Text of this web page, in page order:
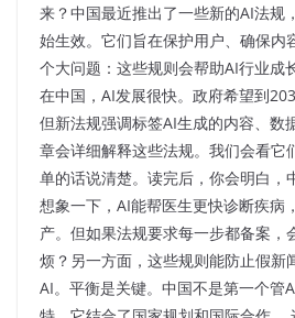
来？中国最近推出了一些新的AI法规
始生效。它们旨在保护用户、确保内
个大问题：这些规则会帮助AI行业成
在中国，AI发展很快。政府希望到
但新法规强调标签AI生成的内容、数
章会详细解释这些法规。我们会看它
单的话说清楚。读完后，你会明白，
想象一下，AI能帮医生更快诊断疾病
产。但如果法规要求每一步都备案，
烦？另一方面，这些规则能防止假新
AI。平衡是关键。中国不是第一个管